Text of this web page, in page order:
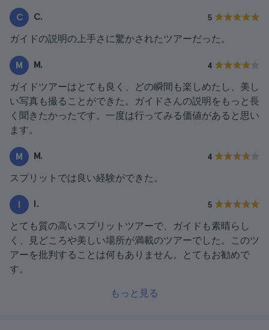
C C. 5
ガイドの説明の上手さに驚かされたツアーだった。
M M. 4
ガイドツアーはとても良く、どの瞬間も楽しめたし、美し
い写真も撮ることができた。ガイドさんの説明をもっと長
く聞きたかったです。一度は行ってみる価値があると思い
ます。
M M. 4
スプリットでは良い経験ができた。
I I. 5
とても質の高いスプリットツアーで、ガイドも素晴らし
く、見どころや美しい場所が満載のツアーでした。このツ
アーを批判することは何もありません。とてもお勧めで
す。
もっと見る